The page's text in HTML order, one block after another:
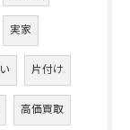
実家
片付け
高価買取